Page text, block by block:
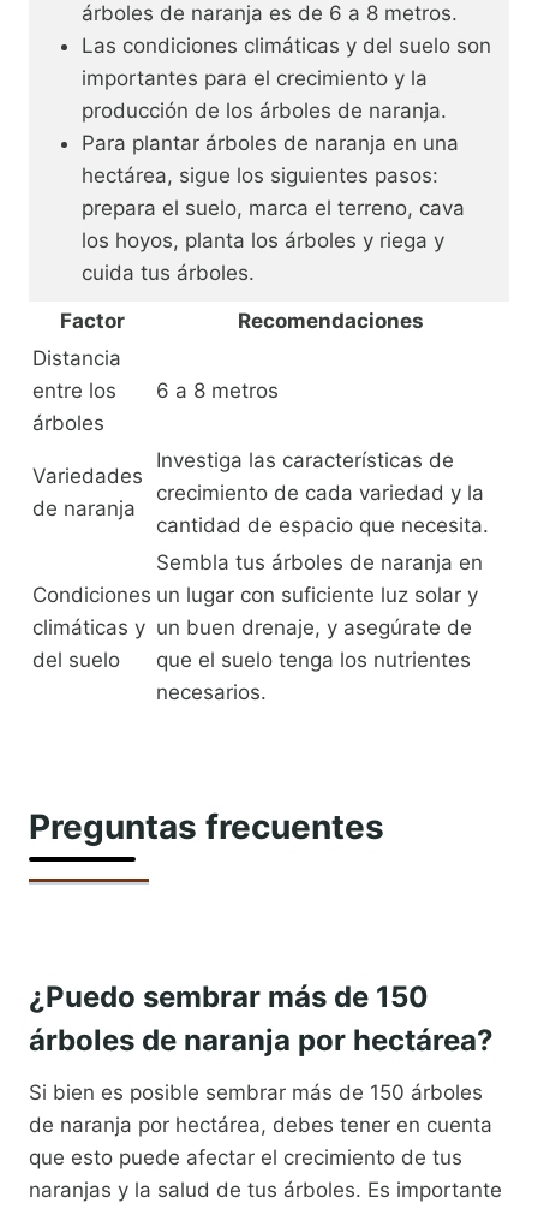
árboles de naranja es de 6 a 8 metros.
Las condiciones climáticas y del suelo son
importantes para el crecimiento y la
producción de los árboles de naranja.
Para plantar árboles de naranja en una
hectárea, sigue los siguientes pasos:
prepara el suelo, marca el terreno, cava
los hoyos, planta los árboles y riega y
cuida tus árboles.
Factor
Recomendaciones
Distancia
entre los
árboles
6 a 8 metros
Variedades
de naranja
Investiga las características de
crecimiento de cada variedad y la
cantidad de espacio que necesita.
Condiciones
climáticas y
del suelo
Sembla tus árboles de naranja en
un lugar con suficiente luz solar y
un buen drenaje, y asegúrate de
que el suelo tenga los nutrientes
necesarios.
Preguntas frecuentes
¿Puedo sembrar más de 150
árboles de naranja por hectárea?
Si bien es posible sembrar más de 150 árboles
de naranja por hectárea, debes tener en cuenta
que esto puede afectar el crecimiento de tus
naranjas y la salud de tus árboles. Es importante